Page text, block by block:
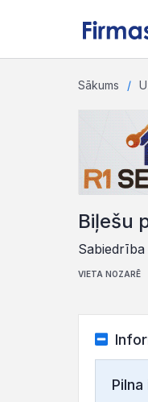
Sākums
Biļešu
VIETA NOZARĒ